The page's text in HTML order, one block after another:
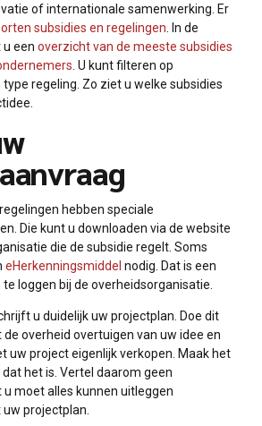
of internationale samenwerking. Er
subsidies en regelingen . In de
een overzicht van de meeste subsidies
. U kunt filteren op
regeling. Zo ziet u welke subsidies
hebben speciale
Die kunt u downloaden via de website
die de subsidie regelt. Soms
eHerkenningsmiddel nodig. Dat is een
loggen bij de overheidsorganisatie.
u duidelijk uw projectplan. Doe dit
overheid overtuigen van uw idee en
uw project eigenlijk verkopen. Maak het
het is. Vertel daarom geen
moet alles kunnen uitleggen
projectplan.